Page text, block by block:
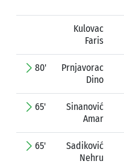
Kulovac
Faris
80'
Prnjavorac
Dino
65'
Sinanović
Amar
65'
Sadiković
Nehru